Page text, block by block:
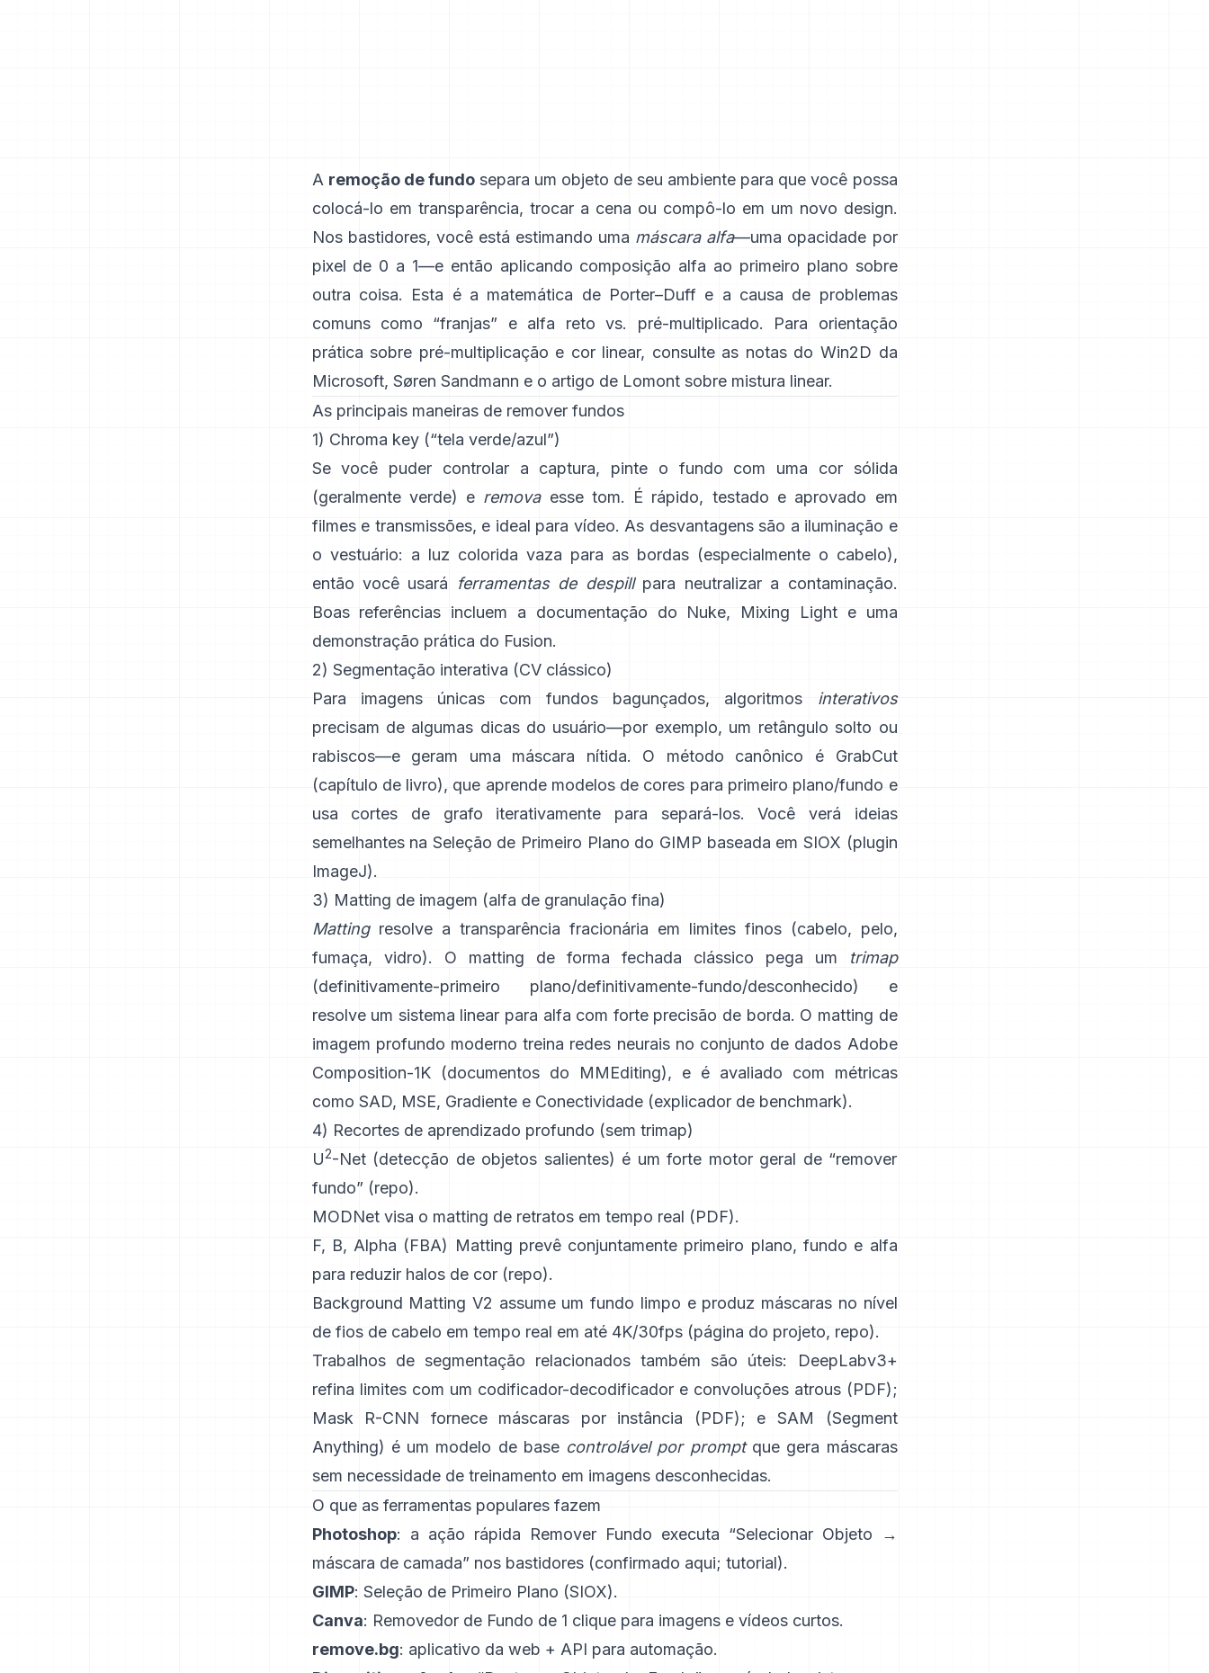
A remoção de fundosepara um objeto de seu ambiente para que você possa
colocá-lo em transparência, trocar a cena ou compô-lo em um novo design.
Nos bastidores, você está estimando uma máscara alfa—uma opacidade por
pixel de 0 a 1—e então aplicando composição alfa ao primeiro plano sobre
outra coisa. Esta é a matemática de Porter–Duffe a causa de problemas
comuns como “franjas” e alfa reto vs. pré-multiplicado. Para orientação
prática sobre pré-multiplicação e cor linear, consulte as notas do Win2D da
Microsoft, Søren Sandmann e o artigo de Lomont sobre mistura linear.
As principais maneiras de remover fundos
1) Chroma key (“tela verde/azul”)
Se você puder controlar a captura, pinte o fundo com uma cor sólida
(geralmente verde) e removaesse tom. É rápido, testado e aprovado em
filmes e transmissões, e ideal para vídeo. As desvantagens são a iluminação e
o vestuário: a luz colorida vaza para as bordas (especialmente o cabelo),
então você usará
ferramentas de despillpara neutralizar a contaminação.
Boas referências incluem a documentação do Nuke, Mixing Lighte uma
demonstração prática do Fusion.
2) Segmentação interativa (CV clássico)
Para imagens únicas com fundos bagunçados, algoritmos interativos
precisam de algumas dicas do usuário—por exemplo, um retângulo solto ou
rabiscos—e geram uma máscara nítida. O método canônico é
GrabCut
(capítulo de livro), que aprende modelos de cores para primeiro plano/fundo e
usa cortes de grafo iterativamente para separá-los. Você verá ideias
semelhantes na Seleção de Primeiro Plano do GIMP baseada em SIOX (plugin
ImageJ).
3) Matting de imagem (alfa de granulação fina)
Mattingresolve a transparência fracionária em limites finos (cabelo, pelo,
fumaça, vidro). O
matting de forma fechada clássico pega um
trimap
(definitivamente-primeiro plano/definitivamente-fundo/desconhecido) e
resolve um sistema linear para alfa com forte precisão de borda. O matting de
imagem profundo moderno treina redes neurais no conjunto de dados Adobe
Composition-1K(documentos do MMEditing), e é avaliado com métricas
como SAD, MSE, Gradiente e Conectividade (explicador de benchmark).
4) Recortes de aprendizado profundo (sem trimap)
U2-Net(detecção de objetos salientes) é um forte motor geral de “remover
fundo” (repo).
MODNetvisa o matting de retratos em tempo real (PDF).
F, B, Alpha (FBA) Matting prevê conjuntamente primeiro plano, fundo e alfa
para reduzir halos de cor (repo).
Background Matting V2 assume um fundo limpo e produz máscaras no nível
de fios de cabelo em tempo real em até 4K/30fps (página do projeto, repo).
Trabalhos de segmentação relacionados também são úteis:
DeepLabv3+
refina limites com um codificador-decodificador e convoluções atrous (PDF);
Mask R-CNN fornece máscaras por instância (PDF); e
SAM (Segment
Anything) é um modelo de base controlável por promptque gera máscaras
sem necessidade de treinamento em imagens desconhecidas.
O que as ferramentas populares fazem
Photoshop: a ação rápida Remover Fundo executa “Selecionar Objeto →
máscara de camada” nos bastidores (confirmado aqui; tutorial).
GIMP: Seleção de Primeiro Plano (SIOX).
Canva: Removedor de Fundo de 1 clique para imagens e vídeos curtos.
remove.bg: aplicativo da web + API para automação.